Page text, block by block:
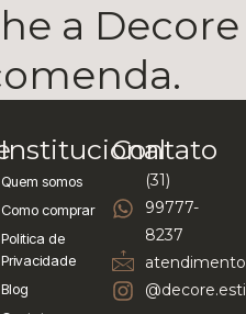
a Decore
Institucional
Quem somos
Como comprar
Politica de
Privacidade
Blog
Contato
(31)
99777-
8237